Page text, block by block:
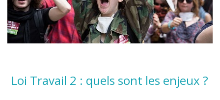
Loi Travail 2 : quels sont les enjeux ?